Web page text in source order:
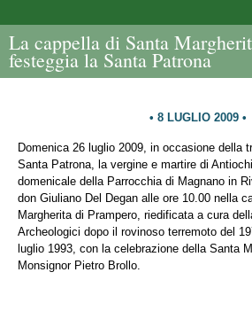
La cappella di Santa
festeggia la Santa Patrona
8 LUGLIO 2009
Domenica 26 luglio 2009, in occasione della
Santa Patrona, la vergine e martire di
domenicale della Parrocchia di Magnano in
don Giuliano Del Degan alle ore 10.00 nella
Margherita di Prampero, riedificata a cura
Archeologici dopo il rovinoso terremoto del
luglio 1993, con la celebrazione della Santa
Monsignor Pietro Brollo.